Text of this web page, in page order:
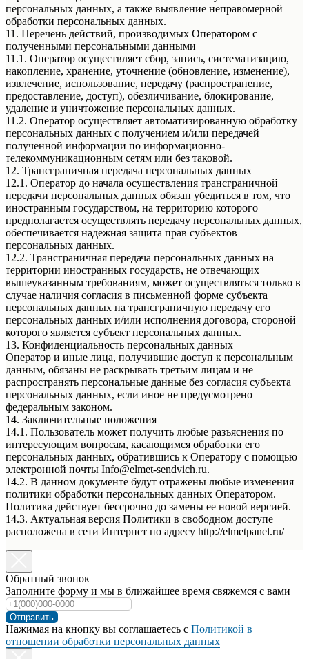
персональных данных, а также выявление неправомерной
обработки персональных данных.
11. Перечень действий, производимых Оператором с
полученными персональными данными
11.1. Оператор осуществляет сбор, запись, систематизацию,
накопление, хранение, уточнение (обновление, изменение),
извлечение, использование, передачу (распространение,
предоставление, доступ), обезличивание, блокирование,
удаление и уничтожение персональных данных.
11.2. Оператор осуществляет автоматизированную обработку
персональных данных с получением и/или передачей
полученной информации по информационно-
телекоммуникационным сетям или без таковой.
12. Трансграничная передача персональных данных
12.1. Оператор до начала осуществления трансграничной
передачи персональных данных обязан убедиться в том, что
иностранным государством, на территорию которого
предполагается осуществлять передачу персональных данных,
обеспечивается надежная защита прав субъектов
персональных данных.
12.2. Трансграничная передача персональных данных на
территории иностранных государств, не отвечающих
вышеуказанным требованиям, может осуществляться только в
случае наличия согласия в письменной форме субъекта
персональных данных на трансграничную передачу его
персональных данных и/или исполнения договора, стороной
которого является субъект персональных данных.
13. Конфиденциальность персональных данных
Оператор и иные лица, получившие доступ к персональным
данным, обязаны не раскрывать третьим лицам и не
распространять персональные данные без согласия субъекта
персональных данных, если иное не предусмотрено
федеральным законом.
14. Заключительные положения
14.1. Пользователь может получить любые разъяснения по
интересующим вопросам, касающимся обработки его
персональных данных, обратившись к Оператору с помощью
электронной почты Info@elmet-sendvich.ru.
14.2. В данном документе будут отражены любые изменения
политики обработки персональных данных Оператором.
Политика действует бессрочно до замены ее новой версией.
14.3. Актуальная версия Политики в свободном доступе
расположена в сети Интернет по адресу http://elmetpanel.ru/
Обратный звонок
Заполните форму и мы в ближайшее время свяжемся с вами
Отправить
Нажимая на кнопку вы соглашаетесь с Политикой в
отношении обработки персональных данных